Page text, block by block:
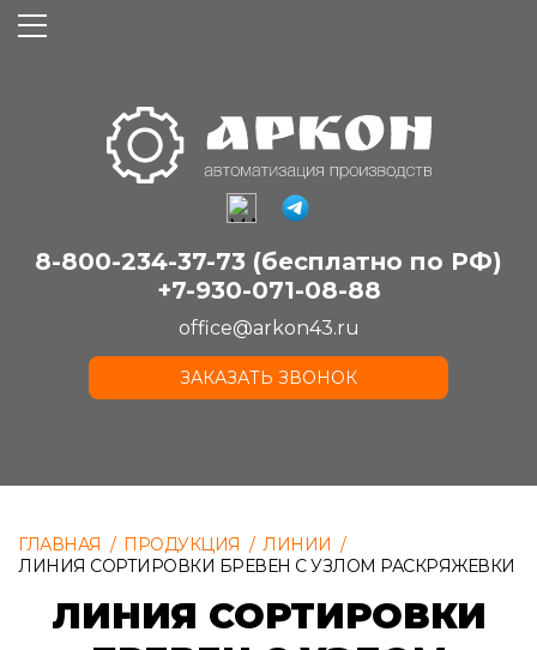
8-800-234-37-73 (бесплатно по РФ)
+7-930-071-08-88
office@arkon43.ru
ЗАКАЗАТЬ ЗВОНОК
ГЛАВНАЯ / ПРОДУКЦИЯ / ЛИНИИ /
ЛИНИЯ СОРТИРОВКИ БРЕВЕН С УЗЛОМ РАСКРЯЖЕВКИ
ЛИНИЯ СОРТИРОВКИ